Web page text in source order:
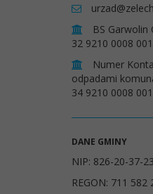
BS Garwolin
32 9210 0008
Numer
odpadami
34 9210 0008
DANE GMINY
NIP: 826-20-37-
REGON: 711 582